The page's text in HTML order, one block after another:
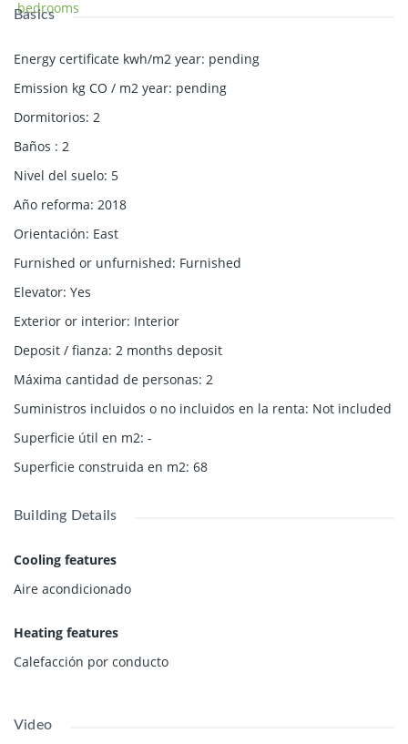
Basics
Energy certificate kwh/m2 year: pending
Emission kg CO / m2 year: pending
Dormitorios: 2
Baños : 2
Nivel del suelo: 5
Año reforma: 2018
Orientación: East
Furnished or unfurnished: Furnished
Elevator: Yes
Exterior or interior: Interior
Deposit / fianza: 2 months deposit
Máxima cantidad de personas: 2
Suministros incluidos o no incluidos en la renta: Not included
Superficie útil en m2: -
Superficie construida en m2: 68
Building Details
Cooling features
Aire acondicionado
Heating features
Calefacción por conducto
Video